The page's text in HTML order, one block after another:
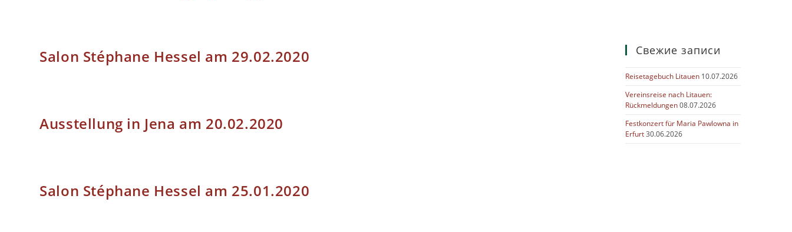
Salon Stéphane Hessel am 29.02.2020
Ausstellung in Jena am 20.02.2020
Salon Stéphane Hessel am 25.01.2020
Свежие записи
Reisetagebuch Litauen 10.07.2026
Vereinsreise nach Litauen:
Rückmeldungen08.07.2026
Festkonzert für Maria Pawlowna in
Erfurt30.06.2026